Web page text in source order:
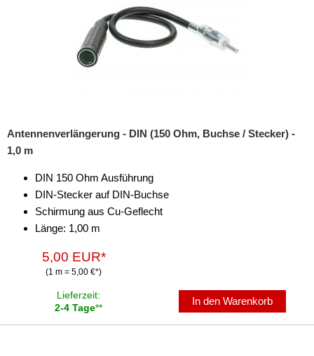
für Ssangyong
für Suzuki
für Volvo
Universal
Antennenverlängerung - DIN (150 Ohm, Buchse / Stecker) -
1,0 m
DIN 150 Ohm Ausführung
DIN-Stecker auf DIN-Buchse
Schirmung aus Cu-Geflecht
Länge: 1,00 m
5,00 EUR*
(1 m = 5,00 €*)
Lieferzeit:
2-4 Tage**
In den Warenkorb